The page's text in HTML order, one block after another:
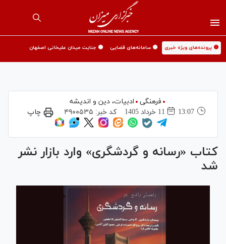
🟡 پرونده‌های ویژه خبری 🟡 سامانه‌های قضایی 🟡 جنایت میدان علیخانی اصفهان
فرهنگی
ادبیات، دین و اندیشه
13:07
11 خرداد 1405 کد خبر: ۴۹۰۰۵۳۵ چاپ
کتاب «رسانه و گردشگری» وارد بازار نشر
شد